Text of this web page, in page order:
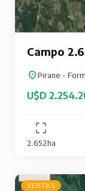
Campo
Pirane -
U$D
2.652ha
VENTAS